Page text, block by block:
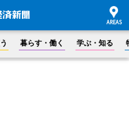
暮らす・働く 学ぶ・知る